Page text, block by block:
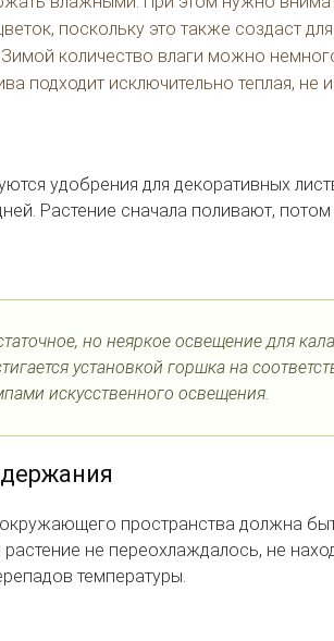
поскольку это также создаст
количество влаги можно
подходит исключительно теплая, не
удобрения для декоративных
Растение сначала поливают,
но неяркое освещение для
установкой горшка на
искусственного освещения.
пространства должна
не переохлаждалось, не
температуры.